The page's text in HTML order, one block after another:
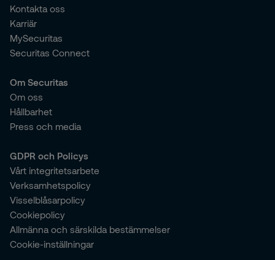
Kontakta oss
Karriär
MySecuritas
Securitas Connect
Om Securitas
Om oss
Hållbarhet
Press och media
GDPR och Policys
Vårt integritetsarbete
Verksamhetspolicy
Visselblåsarpolicy
Cookiepolicy
Allmänna och särskilda bestämmelser
Cookie-inställningar